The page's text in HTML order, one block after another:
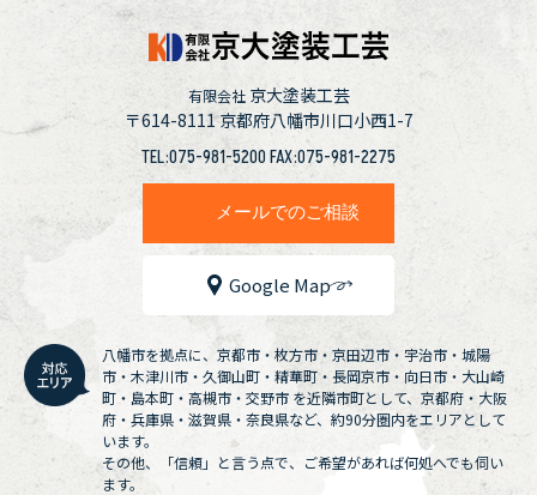
有限会社 京大塗装工芸
〒614-8111京都府八幡市川口小西1-7
TEL:075-981-5200 FAX:075-981-2275
メールでのご相談
Google Map
八幡市を拠点に、京都市・枚方市・京田辺市・宇治市・城陽
市・木津川市・久御山町・精華町・長岡京市・向日市・大山崎
町・島本町・高槻市・交野市 を近隣市町として、京都府・大阪
府・兵庫県・滋賀県・奈良県など、約90分圏内をエリアとして
います。
その他、「信頼」と言う点で、ご希望があれば何処へでも伺い
ます。